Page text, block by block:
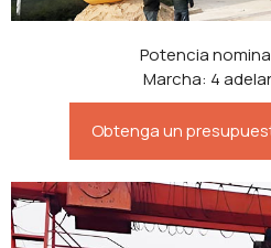
Potencia
Marcha: 4
Obtenga un